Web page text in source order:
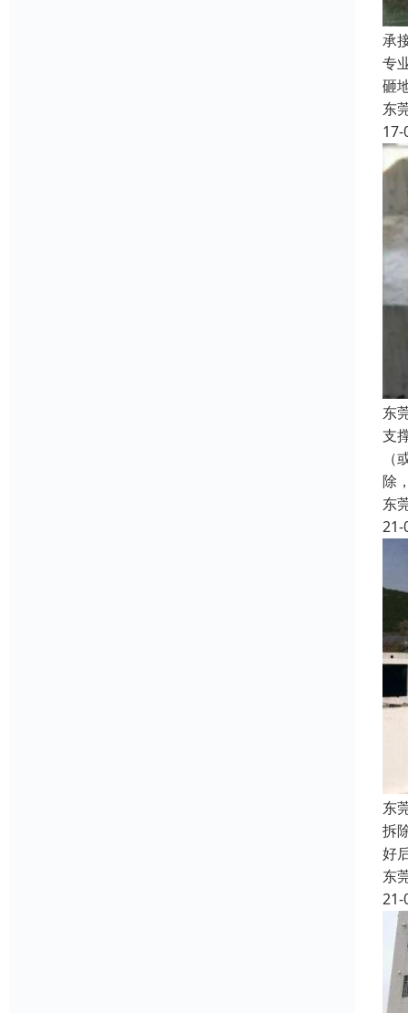
承
专
砸
东
17-
东
支
除
东
21-
东
拆
好
东
21-